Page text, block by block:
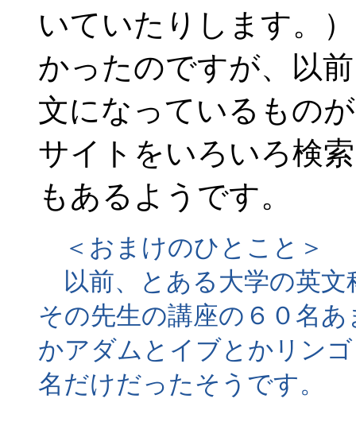
いていたりします。
かったのですが、以
文になっているもの
サイトをいろいろ検
もあるようです。
＜おまけのひとこと＞
以前、とある大学の英文
その先生の講座の６０名
かアダムとイブとかリン
名だけだったそうです。